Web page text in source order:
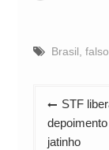
Brasil,
Navegação
de
Post
STF
jatinho